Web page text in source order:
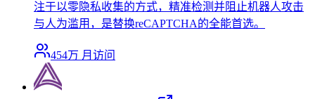
注于以零隐私收集的方式，精准检测并阻止机器人攻击
与人为滥用，是替换reCAPTCHA的全能首选。
454万 月访问